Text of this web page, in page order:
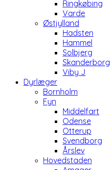
Ringkøbing
Varde
Østjylland
Hadsten
Hammel
Solbjerg
Skanderborg
Viby J
Dyrlæger
Bornholm
Fyn
Middelfart
Odense
Otterup
Svendborg
Årslev
Hovedstaden